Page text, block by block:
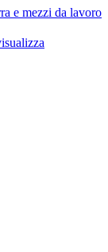
e mezzi da lavoro